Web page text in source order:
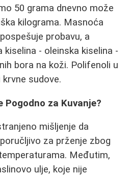
50 grama dnevno može
kilograma. Masnoća
probavu, a
kiselina - oleinska kiselina -
bora na koži. Polifenoli u
sudove.
Pogodno za Kuvanje?
mišljenje da
za prženje zbog
Međutim,
ulje, koje nije